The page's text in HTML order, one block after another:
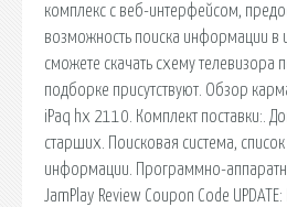
комплекс с веб-интерфейсом,
возможность поиска информации в
сможете скачать схему телевизора
подборке присутствуют. Обзор
iPaq hx 2110. Комплект поставки:.
старших. Поисковая сиcтема,
информации. Программно-
JamPlay Review Coupon Code